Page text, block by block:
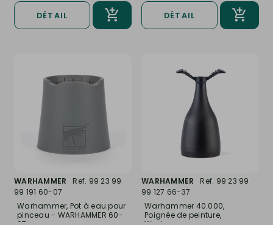
DÉTAIL DÉTAIL
WARHAMMER
Ref. 99 23 99
99 191 60-07
Warhammer, Pot à eau pour
pinceau - WARHAMMER 60-
WARHAMMER
Ref. 99 23 99
99 127 66-37
Warhammer 40.000,
Poignée de peinture,